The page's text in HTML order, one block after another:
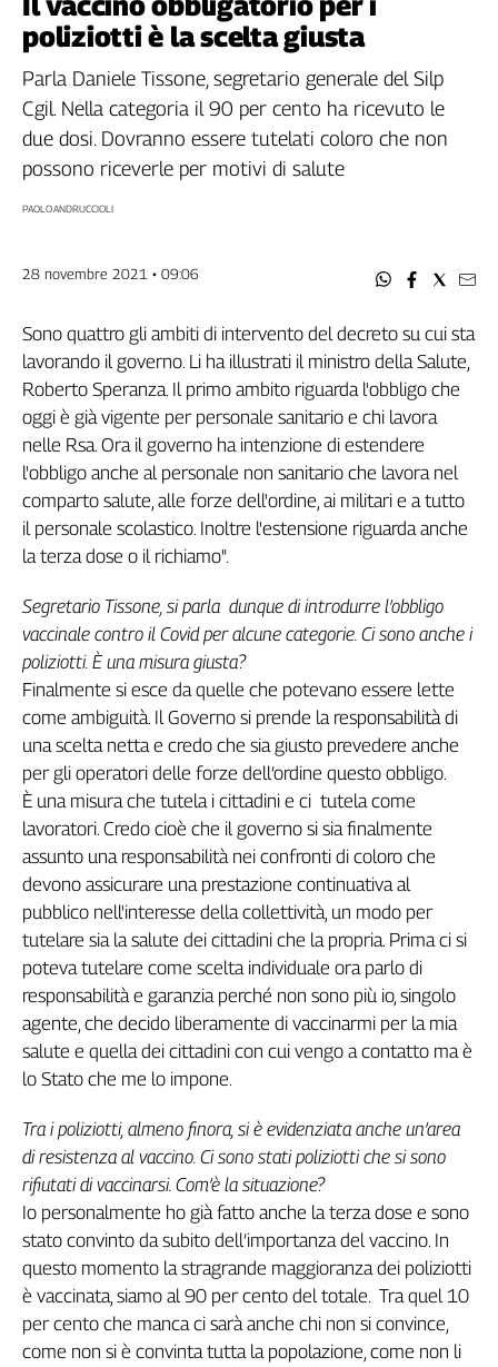
Filcams
Filctem
Fillea
Filt
Fiom
Flc
Nidil
Spi
Inca
Caaf
Speciali
G8
di
Genova,
il
sangue
ragione
120
anni
Cgil
Collettiva
Academy
Collettiva
Play
Rubriche
Collettiva
Talk
La
settimana
Collettiva
Girasoli
Il
Sassolino
Linea
Tech
It
Easy
Inserti
Idea
Diffusa
InFlai
poliziotti è la scelta giusta
Parla Daniele Tissone, segretario generale del Silp
Cgil. Nella categoria il 90 per cento ha ricevuto le
due dosi. Dovranno essere tutelati coloro che non
possono riceverle per motivi di salute
PAOLO ANDRUCCIOLI
28 novembre 2021 • 09:06
Sono quattro gli ambiti di intervento del decreto su cui sta
lavorando il governo. Li ha illustrati il ministro della Salute,
Roberto Speranza. Il primo ambito riguarda l'obbligo che
oggi è già vigente per personale sanitario e chi lavora
nelle Rsa. Ora il governo ha intenzione di estendere
l'obbligo anche al personale non sanitario che lavora nel
comparto salute, alle forze dell'ordine, ai militari e a tutto
il personale scolastico. Inoltre l'estensione riguarda anche
la terza dose o il richiamo".
Segretario Tissone, si parla dunque di introdurre l’obbligo
vaccinale contro il Covid per alcune categorie. Ci sono anche i
poliziotti. È una misura giusta?
Finalmente si esce da quelle che potevano essere lette
come ambiguità. Il Governo si prende la responsabilità di
una scelta netta e credo che sia giusto prevedere anche
per gli operatori delle forze dell’ordine questo obbligo.
È una misura che tutela i cittadini e ci tutela come
lavoratori. Credo cioè che il governo si sia finalmente
assunto una responsabilità nei confronti di coloro che
devono assicurare una prestazione continuativa al
pubblico nell'interesse della collettività, un modo per
tutelare sia la salute dei cittadini che la propria. Prima ci si
poteva tutelare come scelta individuale ora parlo di
responsabilità e garanzia perché non sono più io, singolo
agente, che decido liberamente di vaccinarmi per la mia
salute e quella dei cittadini con cui vengo a contatto ma è
lo Stato che me lo impone.
Tra i poliziotti, almeno finora, si è evidenziata anche un’area
di resistenza al vaccino. Ci sono stati poliziotti che si sono
rifiutati di vaccinarsi. Com’è la situazione?
Io personalmente ho già fatto anche la terza dose e sono
stato convinto da subito dell’importanza del vaccino. In
questo momento la stragrande maggioranza dei poliziotti
è vaccinata, siamo al 90 per cento del totale. Tra quel 10
per cento che manca ci sarà anche chi non si convince,
come non si è convinta tutta la popolazione, come non li